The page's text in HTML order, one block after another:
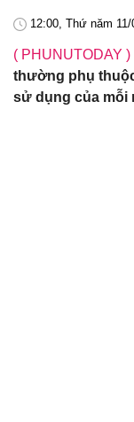
12:00, Thứ năm 11/
( PHUNUTODAY )
thường phụ
sử dụng của mỗi